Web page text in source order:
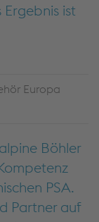
ist
Europa
Böhler
PSA.
Partner auf